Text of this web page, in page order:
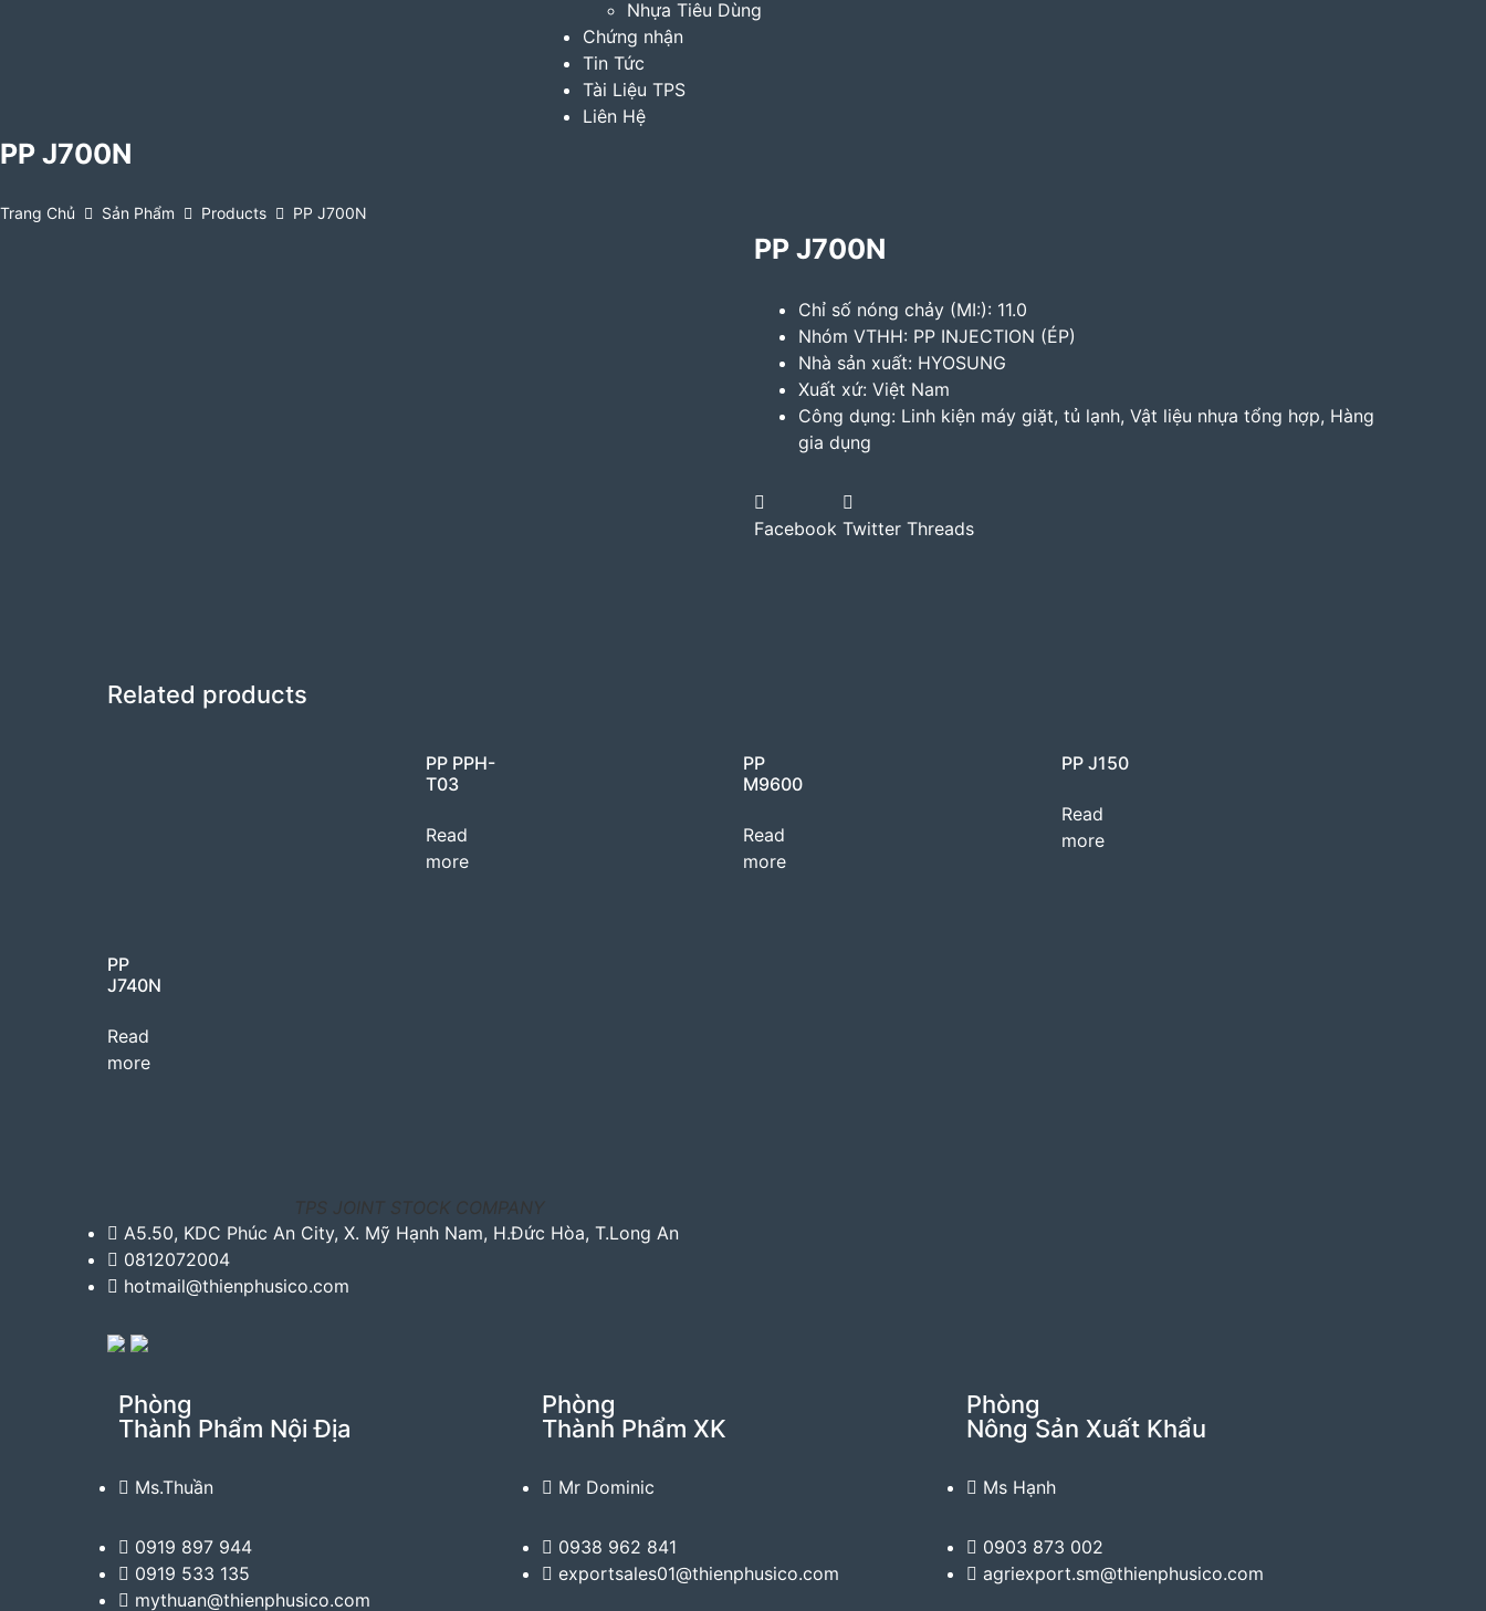
Nhựa Tiêu Dùng
Chứng nhận
Tin Tức
Tài Liệu TPS
Liên Hệ
PP J700N
Trang Chủ Sản Phẩm Products PP J700N
PP J700N
Chỉ số nóng chảy (MI:): 11.0
Nhóm VTHH: PP INJECTION (ÉP)
Nhà sản xuất: HYOSUNG
Xuất xứ: Việt Nam
Công dụng: Linh kiện máy giặt, tủ lạnh, Vật liệu nhựa tổng hợp, Hàng
gia dụng
Facebook Twitter Threads
Related products
PP PPH-
T03
Read
more
PP
M9600
Read
more
PP J150
Read
more
PP
J740N
Read
more
TPS JOINT STOCK COMPANY
A5.50, KDC Phúc An City, X. Mỹ Hạnh Nam, H.Đức Hòa, T.Long An
0812072004
hotmail@thienphusico.com
Phòng
Thành Phẩm Nội Địa
Ms.Thuần
0919 897 944
0919 533 135
mythuan@thienphusico.com
Phòng
Thành Phẩm XK
Mr Dominic
0938 962 841
exportsales01@thienphusico.com
Phòng
Nông Sản Xuất Khẩu
Ms Hạnh
0903 873 002
agriexport.sm@thienphusico.com